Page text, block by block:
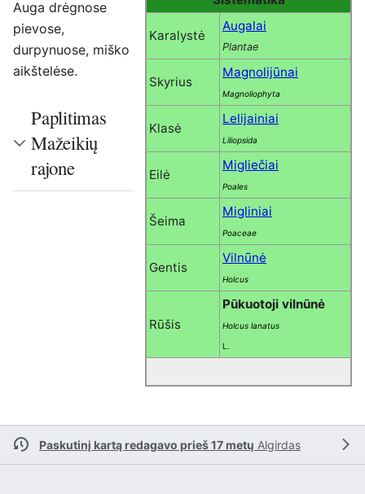
Karalystė
Augalai
Plantae
Skyrius
Magnolijūnai
Magnoliophyta
Klasė
Lelijainiai
Liliopsida
Eilė
Migliečiai
Poales
Šeima
Migliniai
Poaceae
Gentis
Vilnūnė
Holcus
Rūšis
Pūkuotoji vilnūnė
Holcus lanatus
L.
Auga drėgnose
pievose,
durpynuose, miško
aikštelėse.
Paplitimas
Mažeikių
rajone
Paskutinį kartą redagavo prieš 17 metų Algirdas